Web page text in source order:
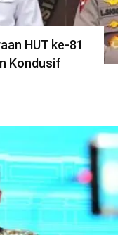
HUT ke-81
Kondusif